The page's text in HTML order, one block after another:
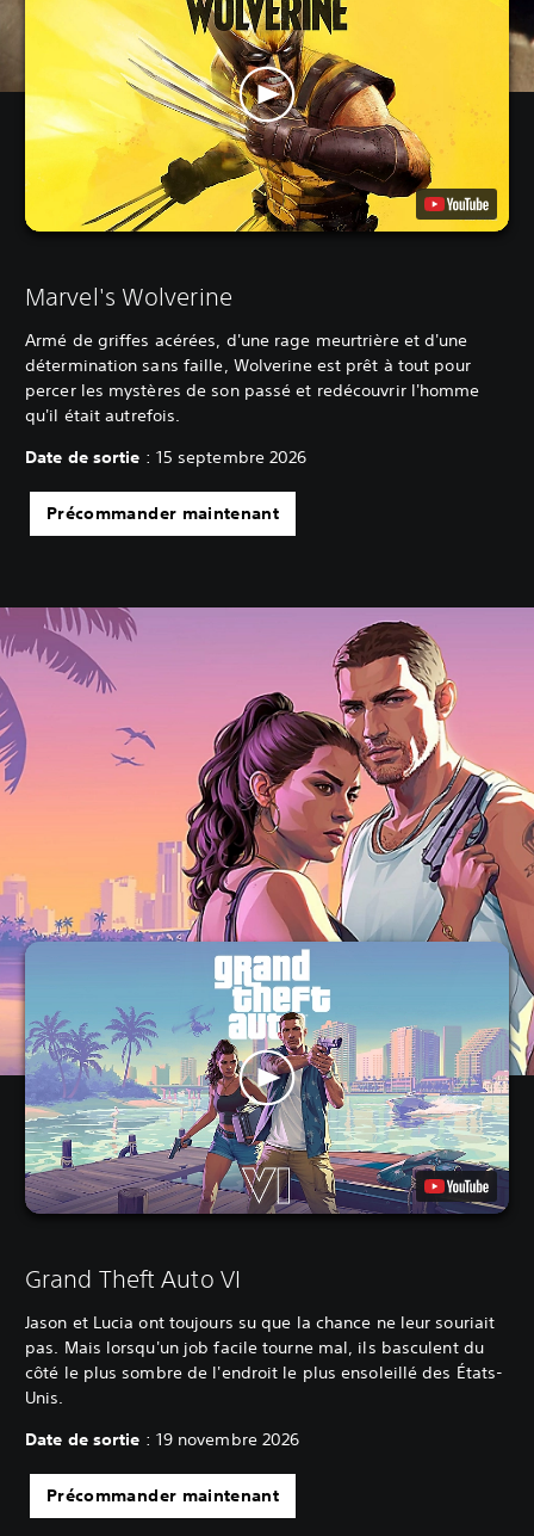
Marvel's Wolverine
Armé de griffes acérées, d'une rage meurtrière et d'une
détermination sans faille, Wolverine est prêt à tout pour
percer les mystères de son passé et redécouvrir l'homme
qu'il était autrefois.
Date de sortie : 15 septembre 2026
Précommander maintenant
Grand Theft Auto VI
Jason et Lucia ont toujours su que la chance ne leur souriait
pas. Mais lorsqu'un job facile tourne mal, ils basculent du
côté le plus sombre de l'endroit le plus ensoleillé des États-
Unis.
Date de sortie : 19 novembre 2026
Précommander maintenant